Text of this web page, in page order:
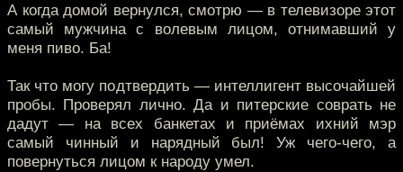
А когда домой вернулся, смотрю — в телевизоре этот
самый мужчина с волевым лицом, отнимавший у
меня пиво. Ба!
Так что могу подтвердить — интеллигент высочайшей
пробы. Проверял лично. Да и питерские соврать не
дадут — на всех банкетах и приёмах ихний мэр
самый чинный и нарядный был! Уж чего-чего, а
повернуться лицом к народу умел.